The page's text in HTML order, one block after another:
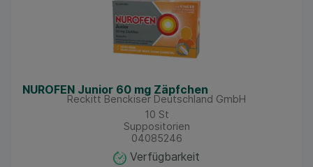
NUROFEN Junior 60 mg Zäpfchen
Reckitt Benckiser Deutschland GmbH
10 St
Suppositorien
04085246
Verfügbarkeit